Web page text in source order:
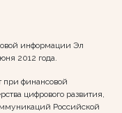
информации Эл
2012 года.
при финансовой
цифрового развития,
Российской